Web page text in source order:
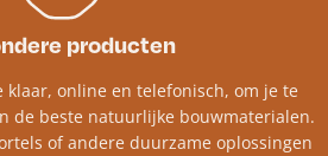
producten
klaar, online en telefonisch, om je te
de beste natuurlijke bouwmaterialen.
of andere duurzame oplossingen